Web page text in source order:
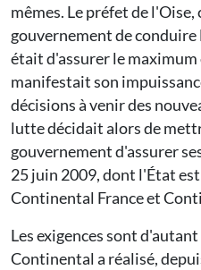
mêmes. Le préfet de l'Oise,
gouvernement de
était d'assurer le maximum
manifestait son
décisions à venir des
lutte décidait alors de
gouvernement d'assurer
25 juin 2009, dont l'État
Continental France et
Les exigences sont
Continental a réalisé,